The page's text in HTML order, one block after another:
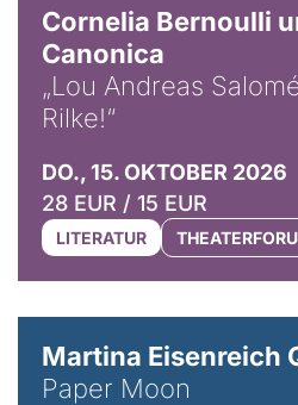
Cornelia Bernoulli
Canonica
„Lou Andreas
Rilke!“
DO., 15. OKTOBER 2026
28 EUR / 15 EUR
LITERATUR
Martina Eisenreich
Paper Moon